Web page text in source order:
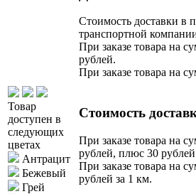
Товар
доступен в
следующих
цветах
Антрацит
Бежевый
Грей
Стоимость доставки в
транспортной
При заказе товара на
рублей.
При заказе товара на
Стоимость
При заказе товара на
рублей, плюс 30
При заказе товара на
рублей за 1 км.